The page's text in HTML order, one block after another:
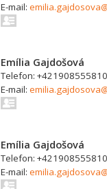
E-mail:
Emília Gajdošová
Telefon: +421908555810
E-mail:
Emília Gajdošová
Telefon: +421908555810
E-mail: